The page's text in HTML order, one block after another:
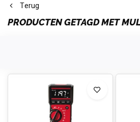
Terug
PRODUCTEN GETAGD MET